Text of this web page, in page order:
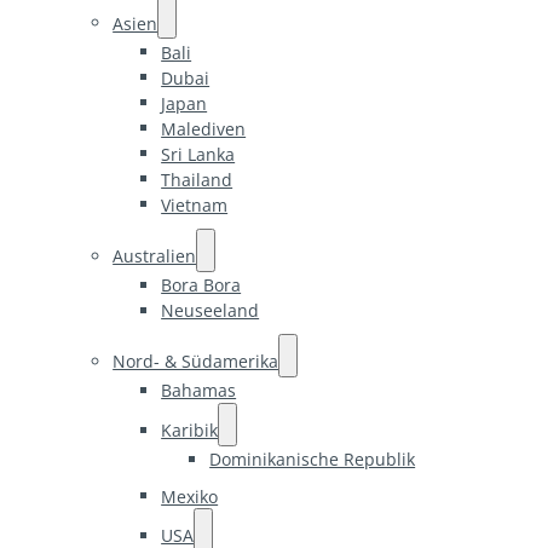
Asien
Bali
Dubai
Japan
Malediven
Sri Lanka
Thailand
Vietnam
Australien
Bora Bora
Neuseeland
Nord- & Südamerika
Bahamas
Karibik
Dominikanische Republik
Mexiko
USA